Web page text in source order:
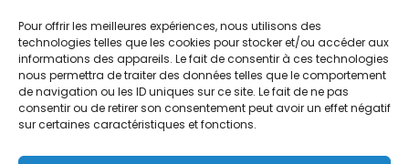
Pour offrir les meilleures expériences, nous utilisons des
technologies telles que les cookies pour stocker et/ou accéder aux
informations des appareils. Le fait de consentir à ces technologies
nous permettra de traiter des données telles que le comportement
de navigation ou les ID uniques sur ce site. Le fait de ne pas
consentir ou de retirer son consentement peut avoir un effet négatif
sur certaines caractéristiques et fonctions.
Restez informés
Abonnez-vous aux alertes municipales